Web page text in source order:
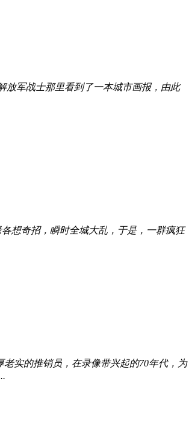
军战士那里看到了一本城市画报，由此
想奇招，瞬时全城大乱，于是，一群疯狂
实的推销员，在录像带兴起的70年代，为